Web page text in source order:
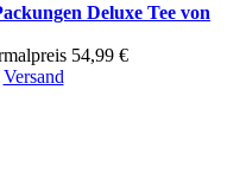
Deluxe Tee von
54,99 €
Versand